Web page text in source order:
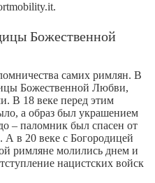
Божественной
самих римлян. В
Божественной Любви,
В 18 веке перед этим
а образ был украшением
– паломник был спасен от
А в 20 веке с Богородицей
римляне молились днем и
нацистских войск